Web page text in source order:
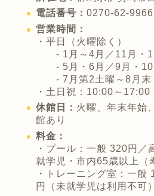
電話番号： 0270-62-9966
営業時間：
・平日（火曜除く）
- 1月～4月／11月・
- 5月・6月／9月・10
- 7月第2土曜～8月末
・土日祝：10:00～17:00
休館日： 火曜、年末年始
館あり
料金：
・プール：一般 320円／
就学児・市内65歳以上（
・トレーニング室：一
円（未就学児は利用不可）